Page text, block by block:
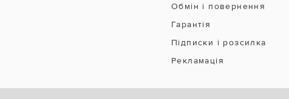
Обмін і повернення
Гарантія
Підписки і розсилка
Рекламація